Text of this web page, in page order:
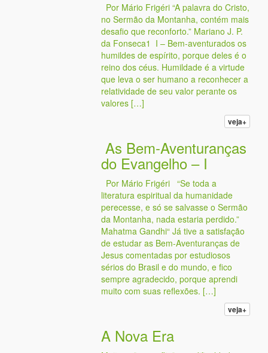
Por Mário Frigéri “A palavra do Cristo,
no Sermão da Montanha, contém mais
desafio que reconforto.” Mariano J. P.
da Fonseca1 I – Bem-aventurados os
humildes de espírito, porque deles é o
reino dos céus. Humildade é a virtude
que leva o ser humano a reconhecer a
relatividade de seu valor perante os
valores […]
veja+
As Bem-Aventuranças
do Evangelho – I
Por Mário Frigéri “Se toda a
literatura espiritual da humanidade
perecesse, e só se salvasse o Sermão
da Montanha, nada estaria perdido.”
Mahatma Gandhi“ Já tive a satisfação
de estudar as Bem-Aventuranças de
Jesus comentadas por estudiosos
sérios do Brasil e do mundo, e fico
sempre agradecido, porque aprendi
muito com suas reflexões. […]
veja+
A Nova Era